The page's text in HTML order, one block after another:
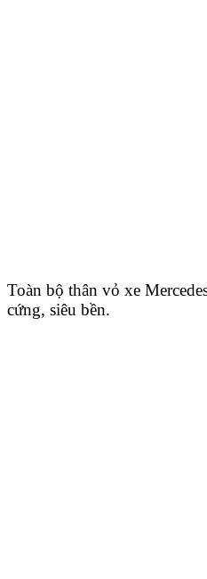
Toàn bộ thân vỏ xe
cứng, siêu bền.